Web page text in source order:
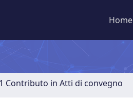
Home
Contributo in Atti di convegno